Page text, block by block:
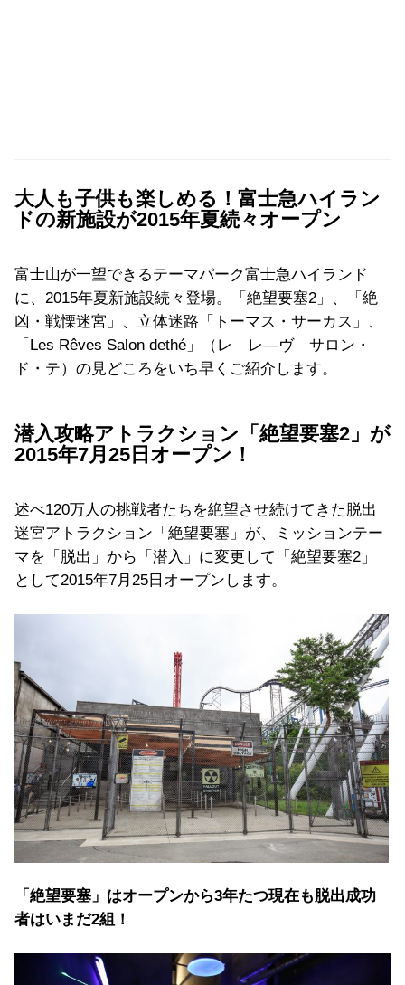
大人も子供も楽しめる！富士急ハイラン
ドの新施設が2015年夏続々オープン
富士山が一望できるテーマパーク富士急ハイランド
に、2015年夏新施設続々登場。「絶望要塞2」、「絶
凶・戦慄迷宮」、立体迷路「トーマス・サーカス」、
「Les Rêves Salon dethé」（レ レ―ヴ サロン・
ド・テ）の見どころをいち早くご紹介します。
潜入攻略アトラクション「絶望要塞2」が
2015年7月25日オープン！
述べ120万人の挑戦者たちを絶望させ続けてきた脱出
迷宮アトラクション「絶望要塞」が、ミッションテー
マを「脱出」から「潜入」に変更して「絶望要塞2」
として2015年7月25日オープンします。
「絶望要塞」はオープンから3年たつ現在も脱出成功
者はいまだ2組！